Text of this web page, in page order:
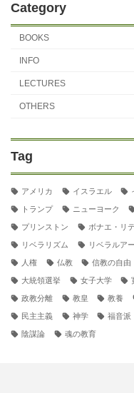
Category
BOOKS
INFO
LECTURES
OTHERS
Tag
アメリカ イスラエル
トランプ ニューヨーク
プリンストン ボナエ・リ
リベラリズム リベラルア
人権 仏教 信教の自由
大統領選挙 女子大学
政教分離 教皇 教養
民主主義 神学 福音派
陰謀論 魂の教育